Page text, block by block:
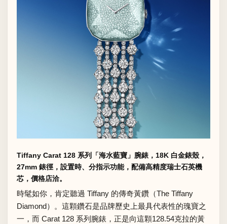
Tiffany Carat 128 系列「海水藍寶」腕錶，18K 白金錶殼，
27mm 錶徑，設置時、分指示功能，配備高精度瑞士石英機
芯，價格店洽。
時髦如你，肯定聽過 Tiffany 的傳奇黃鑽（The Tiffany
Diamond）。這顆鑽石是品牌歷史上最具代表性的瑰寶之
一，而 Carat 128 系列腕錶，正是向這顆128.54克拉的黃